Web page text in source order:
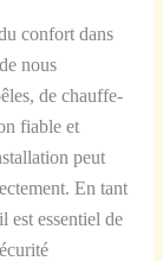
confort dans
nous
de chauffe-
fiable et
peut
En tant
est essentiel de